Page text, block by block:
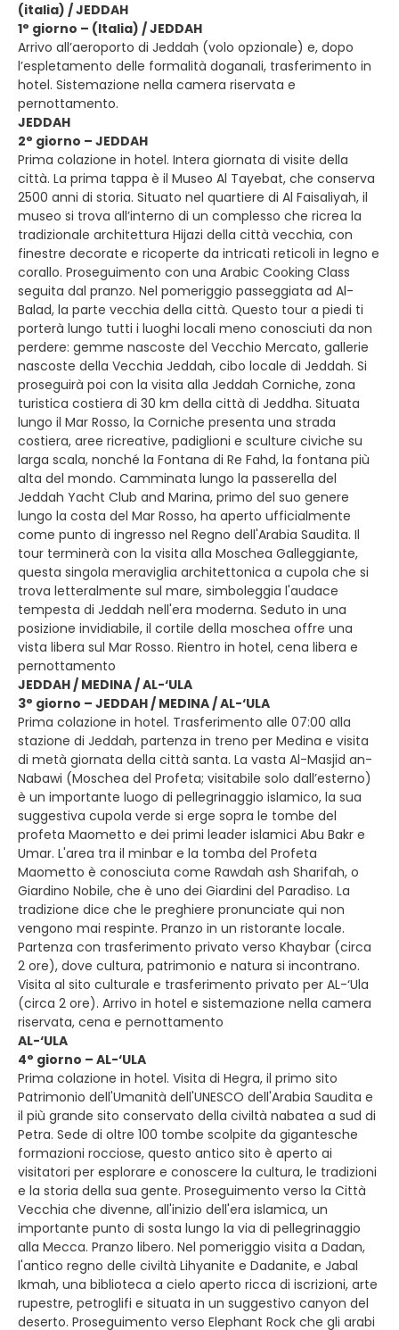
(italia) / JEDDAH
1° giorno – (Italia) / JEDDAH
Arrivo all’aeroporto di Jeddah (volo opzionale) e, dopo
l’espletamento delle formalità doganali, trasferimento in
hotel. Sistemazione nella camera riservata e
pernottamento.
JEDDAH
2° giorno – JEDDAH
Prima colazione in hotel. Intera giornata di visite della
città. La prima tappa è il Museo Al Tayebat, che conserva
2500 anni di storia. Situato nel quartiere di Al Faisaliyah, il
museo si trova all’interno di un complesso che ricrea la
tradizionale architettura Hijazi della città vecchia, con
finestre decorate e ricoperte da intricati reticoli in legno e
corallo. Proseguimento con una Arabic Cooking Class
seguita dal pranzo. Nel pomeriggio passeggiata ad Al-
Balad, la parte vecchia della città. Questo tour a piedi ti
porterà lungo tutti i luoghi locali meno conosciuti da non
perdere: gemme nascoste del Vecchio Mercato, gallerie
nascoste della Vecchia Jeddah, cibo locale di Jeddah. Si
proseguirà poi con la visita alla Jeddah Corniche, zona
turistica costiera di 30 km della città di Jeddha. Situata
lungo il Mar Rosso, la Corniche presenta una strada
costiera, aree ricreative, padiglioni e sculture civiche su
larga scala, nonché la Fontana di Re Fahd, la fontana più
alta del mondo. Camminata lungo la passerella del
Jeddah Yacht Club and Marina, primo del suo genere
lungo la costa del Mar Rosso, ha aperto ufficialmente
come punto di ingresso nel Regno dell'Arabia Saudita. Il
tour terminerà con la visita alla Moschea Galleggiante,
questa singola meraviglia architettonica a cupola che si
trova letteralmente sul mare, simboleggia l'audace
tempesta di Jeddah nell'era moderna. Seduto in una
posizione invidiabile, il cortile della moschea offre una
vista libera sul Mar Rosso. Rientro in hotel, cena libera e
pernottamento
JEDDAH / MEDINA / AL-‘ULA
3° giorno – JEDDAH / MEDINA / AL-‘ULA
Prima colazione in hotel. Trasferimento alle 07:00 alla
stazione di Jeddah, partenza in treno per Medina e visita
di metà giornata della città santa. La vasta Al-Masjid an-
Nabawi (Moschea del Profeta; visitabile solo dall’esterno)
è un importante luogo di pellegrinaggio islamico, la sua
suggestiva cupola verde si erge sopra le tombe del
profeta Maometto e dei primi leader islamici Abu Bakr e
Umar. L'area tra il minbar e la tomba del Profeta
Maometto è conosciuta come Rawdah ash Sharifah, o
Giardino Nobile, che è uno dei Giardini del Paradiso. La
tradizione dice che le preghiere pronunciate qui non
vengono mai respinte. Pranzo in un ristorante locale.
Partenza con trasferimento privato verso Khaybar (circa
2 ore), dove cultura, patrimonio e natura si incontrano.
Visita al sito culturale e trasferimento privato per AL-‘Ula
(circa 2 ore). Arrivo in hotel e sistemazione nella camera
riservata, cena e pernottamento
AL-‘ULA
4° giorno – AL-‘ULA
Prima colazione in hotel. Visita di Hegra, il primo sito
Patrimonio dell'Umanità dell'UNESCO dell'Arabia Saudita e
il più grande sito conservato della civiltà nabatea a sud di
Petra. Sede di oltre 100 tombe scolpite da gigantesche
formazioni rocciose, questo antico sito è aperto ai
visitatori per esplorare e conoscere la cultura, le tradizioni
e la storia della sua gente. Proseguimento verso la Città
Vecchia che divenne, all'inizio dell'era islamica, un
importante punto di sosta lungo la via di pellegrinaggio
alla Mecca. Pranzo libero. Nel pomeriggio visita a Dadan,
l'antico regno delle civiltà Lihyanite e Dadanite, e Jabal
Ikmah, una biblioteca a cielo aperto ricca di iscrizioni, arte
rupestre, petroglifi e situata in un suggestivo canyon del
deserto. Proseguimento verso Elephant Rock che gli arabi